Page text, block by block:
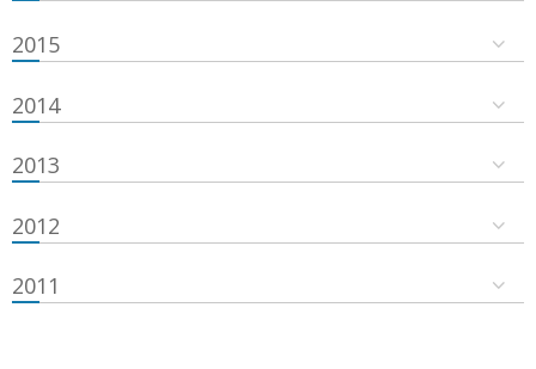
2015
2014
2013
2012
2011